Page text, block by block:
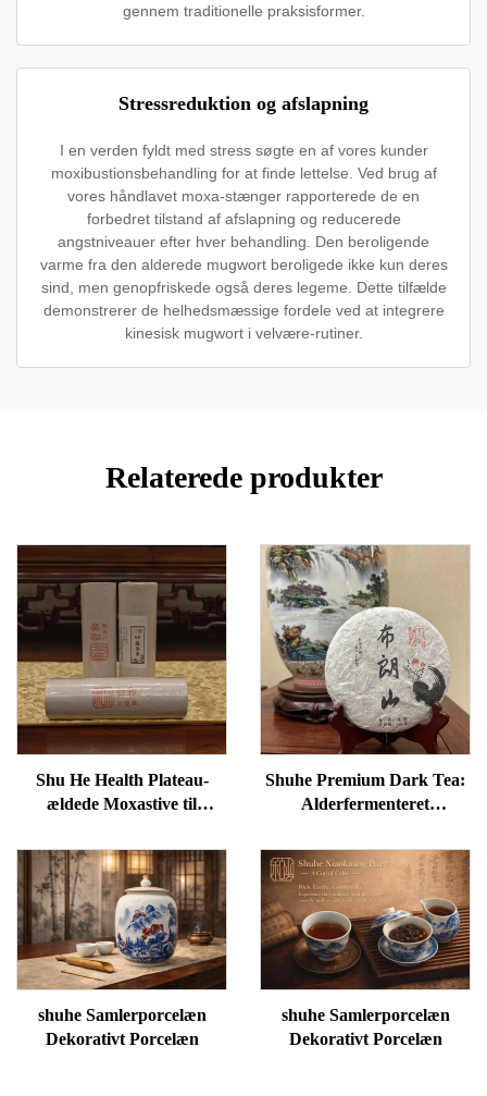
gennem traditionelle praksisformer.
Stressreduktion og afslapning
I en verden fyldt med stress søgte en af vores kunder
moxibustionsbehandling for at finde lettelse. Ved brug af
vores håndlavet moxa-stænger rapporterede de en
forbedret tilstand af afslapning og reducerede
angstniveauer efter hver behandling. Den beroligende
varme fra den alderede mugwort beroligede ikke kun deres
sind, men genopfriskede også deres legeme. Dette tilfælde
demonstrerer de helhedsmæssige fordele ved at integrere
kinesisk mugwort i velvære-rutiner.
Relaterede produkter
Shu He Health Plateau-
ældede Moxastive til
fugtighed og opvarmning af
meridianer
Shuhe Premium Dark Tea:
Alderfermenteret
traditionel håndværk, mild
og blød, ideel til fordøjelse
og afspænding, naturlig
helbredstee
shuhe Samlerporcelæn
Dekorativt Porcelæn
shuhe Samlerporcelæn
Dekorativt Porcelæn